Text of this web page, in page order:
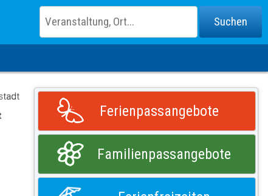
Ferienpassangebote
Familienpassangebote